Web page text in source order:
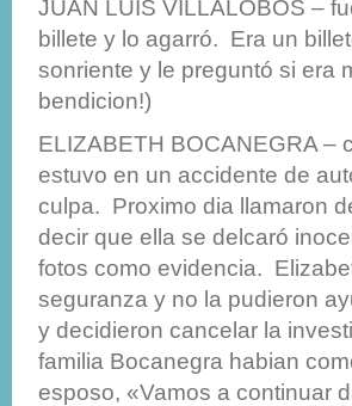
JUAN LUIS VILLALOBOS –
billete y lo agarró. Era un
sonriente y le preguntó si era
bendicion!)
ELIZABETH BOCANEGRA –
estuvo en un accidente de
culpa. Proximo dia llamaron
decir que ella se delcaró
fotos como evidencia.
seguranza y no la pudieron
y decidieron cancelar la
familia Bocanegra habian
esposo, «Vamos a continuar